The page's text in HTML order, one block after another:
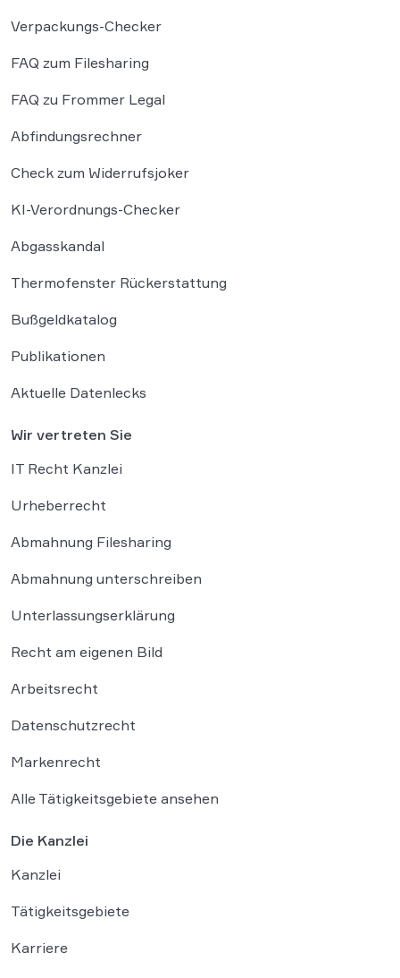
Verpackungs-Checker
FAQ zum Filesharing
FAQ zu Frommer Legal
Abfindungsrechner
Check zum Widerrufsjoker
KI-Verordnungs-Checker
Abgasskandal
Thermofenster Rückerstattung
Bußgeldkatalog
Publikationen
Aktuelle Datenlecks
Wir vertreten Sie
IT Recht Kanzlei
Urheberrecht
Abmahnung Filesharing
Abmahnung unterschreiben
Unterlassungserklärung
Recht am eigenen Bild
Arbeitsrecht
Datenschutzrecht
Markenrecht
Alle Tätigkeitsgebiete ansehen
Die Kanzlei
Kanzlei
Tätigkeitsgebiete
Karriere